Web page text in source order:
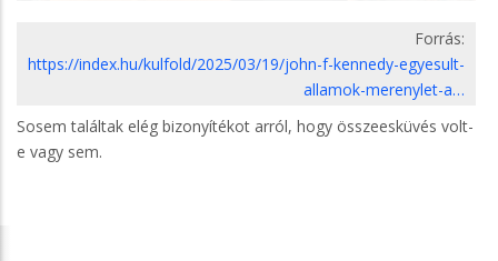
Forrás:
https://index.hu/kulfold/2025/03/19/john-f-kennedy-egyesult-
allamok-merenylet-a…
Sosem találtak elég bizonyítékot arról, hogy összeesküvés volt-
e vagy sem.